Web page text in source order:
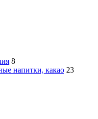
8
напитки, какао 23